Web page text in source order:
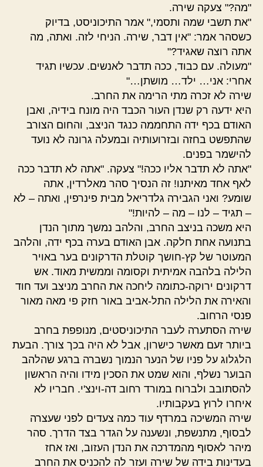
"מה?" צעקה שירה.
"את תשבי שמה ותסמי," אמר התיכוניסט, בדיוק
כשסהר אמר: "אין דבר, שירה. הניחי לזה. ואתה, מה
אתה רוצה שאגיד?"
"מעולה. עם כבוד, ככה תדבר לאנשים. עכשיו תגיד
אחרי: אני… ילד… מושתן…"
שירה לא זכרה מתי הרימה את החרב.
היא ידעה רק שנדן העור הכבד היה מונח בידיה, ואבן
האודם בכף ידה התחממה כנגד הניצב, והחום הצורב
שהתפשט בחזה ובזרועותיה ובמעלה גרונה לא נועד
להישמר בפנים.
"אתה לא תדבר אליו ככה!" צעקה. "אתה לא תדבר ככה
לאף אחד מאיתנו! זה הנסיך סהר מאלרדין, אתה
שומע? ואני הגבירה גלדריאל מבית פינרפין, ואתה – לא
– תגיד – לנו – מה – להיות!"
היא משכה בניצב החרב, והלהב נמשך מתוך הנדן
בתנועה אחת חלקה. אבן האודם בערה בכף ידה, והלהב
המעוטר של קץ-חושך קוטלת הדרקונים בער באויר
הלילה בלהבה אמיתית וקסומה וממשית מאוד. אש
דרקונים ירוקה-כתומה ליחכה את החרב מניצב ועד חוד
והאירה את הלילה התל-אביב באור חזק פי מאה מאור
פנסי הרחוב.
שירה הסתערה לעבר התיכוניסטים, מנופפת בחרב
ביותר זעם מאשר כישרון, אבל לא היה בכך צורך. הבעת
הלגלוג על פניו של הנער הנמוך נשברה ברגע שהלהב
הבוער נשלף, והוא שמט את הסכין מידו והיה הראשון
להסתובב ולברוח במורד רחוב דה-וינצ'י. חבריו לא
איחרו לרוץ בעקבותיו.
שירה המשיכה במרדף עוד כמה צעדים לפני שעצרה
לבסוף, מתנשפת, ונשענה על הגדר בצד הדרך. סהר
מיהר לאסוף מהמדרכה את הנדן העזוב, ואז אחז
בעדינות בידה של שירה ועזר לה להכניס את החרב